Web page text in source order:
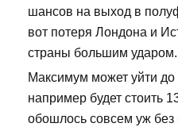
шансов на выход в
вот потеря Лондона и
страны большим ударом.
Максимум может уйти до
например будет стоить
обошлось совсем уж без